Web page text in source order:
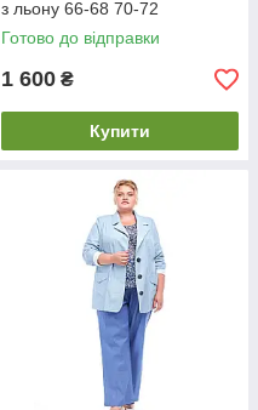
з льону 66-68 70-72
Готово до відправки
1 600 ₴
Купити